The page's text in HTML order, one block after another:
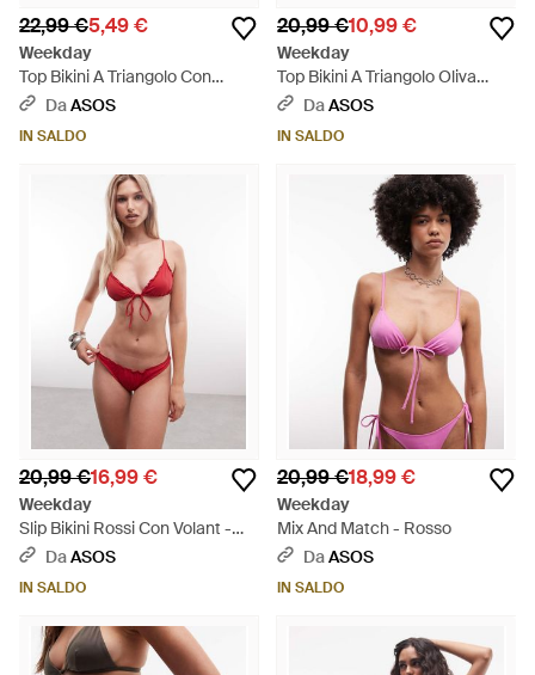
22,99 €5,49 €
Weekday
Top Bikini A Triangolo Con
Charm Color Tortora Scuro -
DaASOS
IN SALDO
20,99 €10,99 €
Weekday
Top Bikini A Triangolo Oliva
Scuro - Verde
DaASOS
IN SALDO
20,99 €16,99 €
Weekday
Slip Bikini Rossi Con Volant -
Rosso
DaASOS
IN SALDO
20,99 €18,99 €
Weekday
Mix And Match - Rosso
DaASOS
IN SALDO